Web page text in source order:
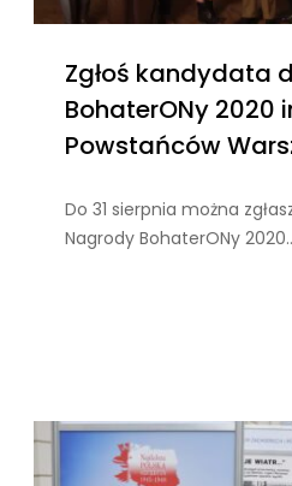
Zgłoś kandydata
BohaterONy 2020
Powstańców
Do 31 sierpnia można
Nagrody BohaterONy